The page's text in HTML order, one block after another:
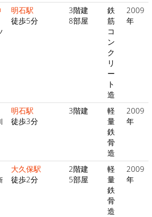
明石駅
徒歩5分
3階建
8部屋
鉄
筋
コ
ン
ク
リ
ー
ト
造
2009
年
明石駅
徒歩3分
3階建
軽
量
鉄
骨
造
2009
年
大久保駅
徒歩2分
2階建
5部屋
軽
量
鉄
骨
造
2009
年